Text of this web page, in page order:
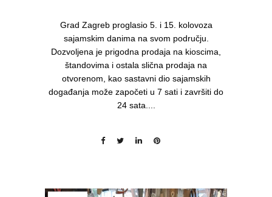
Grad Zagreb proglasio 5. i 15. kolovoza
sajamskim danima na svom području.
Dozvoljena je prigodna prodaja na kioscima,
štandovima i ostala slična prodaja na
otvorenom, kao sastavni dio sajamskih
događanja može započeti u 7 sati i završiti do
24 sata....